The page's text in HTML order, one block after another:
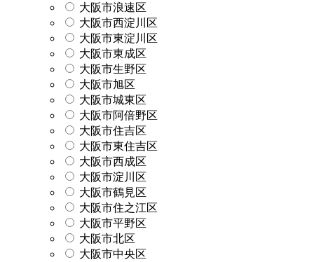
大阪市浪速区
大阪市西淀川区
大阪市東淀川区
大阪市東成区
大阪市生野区
大阪市旭区
大阪市城東区
大阪市阿倍野区
大阪市住吉区
大阪市東住吉区
大阪市西成区
大阪市淀川区
大阪市鶴見区
大阪市住之江区
大阪市平野区
大阪市北区
大阪市中央区